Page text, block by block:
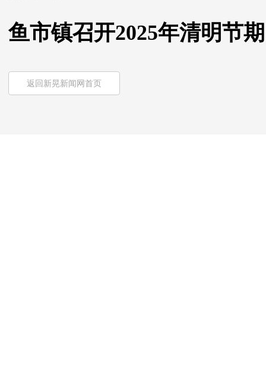
鱼市镇召开2025年清明节
返回新晃新闻网首页